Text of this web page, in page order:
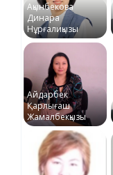
Ақынбекова
Динара
Нұрғалиқызы
Айдарбек
Қарлығаш
Жамалбекқызы